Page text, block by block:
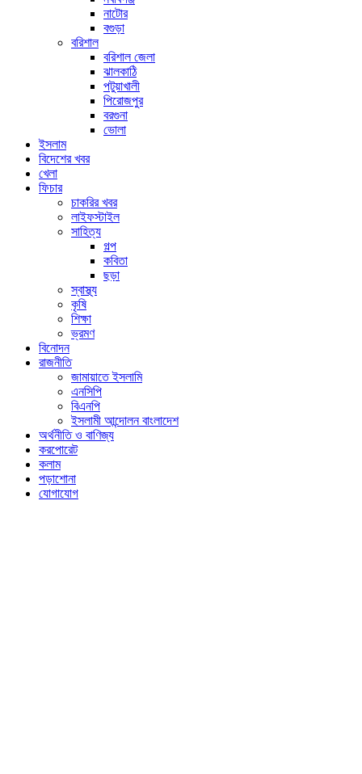
নাটোর
বগুড়া
বরিশাল
বরিশাল জেলা
ঝালকাঠি
পটুয়াখালী
পিরোজপুর
বরগুনা
ভোলা
ইসলাম
বিদেশের খবর
খেলা
ফিচার
চাকরির খবর
লাইফস্টাইল
সাহিত্য
গল্প
কবিতা
ছড়া
স্বাস্থ্য
কৃষি
শিক্ষা
ভ্রমণ
বিনোদন
রাজনীতি
জামায়াতে ইসলামি
এনসিপি
বিএনপি
ইসলামী আন্দোলন বাংলাদেশ
অর্থনীতি ও বাণিজ্য
করপোরেট
কলাম
পড়াশোনা
যোগাযোগ